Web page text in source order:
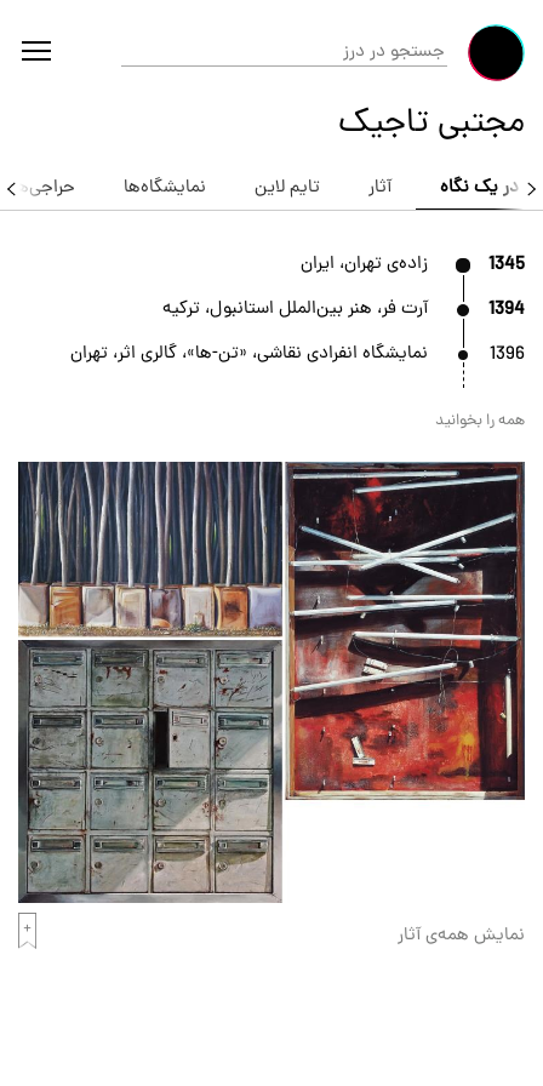
مجتبی تاجیک
در یک نگاه آثار تایم لاین نمایشگاه‌ها حراجی‌ها
1345 زاده‌ی تهران، ایران
1394 آرت فر، هنر بین‌الملل استانبول، ترکیه
1396 نمایشگاه انفرادی نقاشی، «تن-ها»، گالری اثر، تهران
همه را بخوانید
نمایش همه‌ی آثار